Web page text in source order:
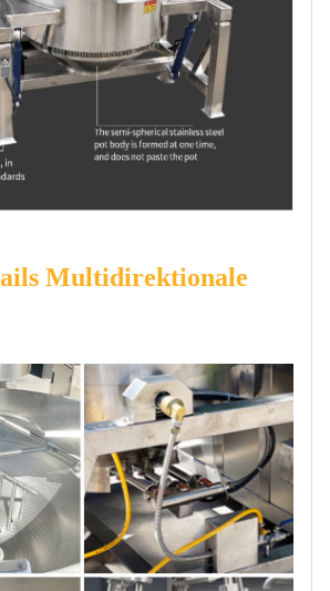
Multidirektionale